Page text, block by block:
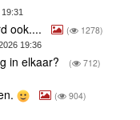
ook.... ( 1278)
19:36
in elkaar? ( 712)
( 904)